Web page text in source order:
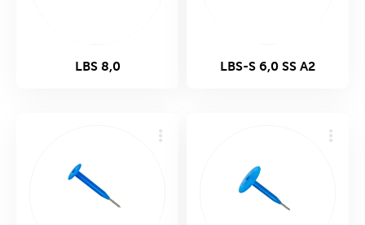
LBS 8,0 LBS-S 6,0 SS A2